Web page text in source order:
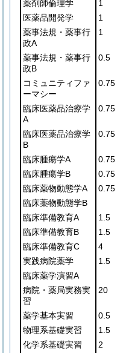
薬剤師倫理学
1
医薬品開発学
1
薬事法規・薬事行
政A
1
薬事法規・薬事行
政B
0.5
コミュニティファ
ーマシー
0.75
臨床医薬品治療学
A
0.75
臨床医薬品治療学
B
0.75
臨床腫瘍学A
0.75
臨床腫瘍学B
0.75
臨床薬物動態学A
0.75
臨床薬物動態学B
臨床準備教育A
1.5
臨床準備教育B
1.5
臨床準備教育C
4
実践病院薬学
1.5
臨床薬学演習A
病院・薬局実務実
習
20
薬学基本実習
0.5
物理系基礎実習
1.5
化学系基礎実習
2